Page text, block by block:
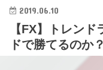
2019.06.10
【FX】トレン
ドで勝てるのか？